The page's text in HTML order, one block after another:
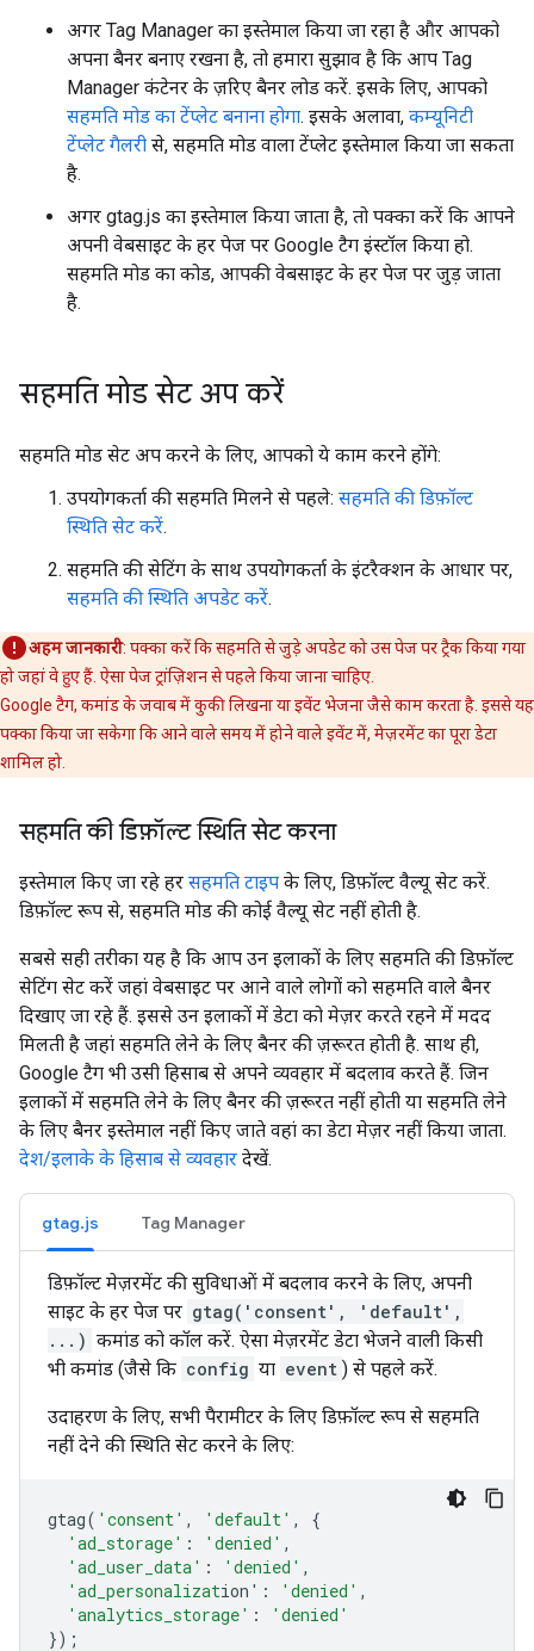
अगर Tag Manager का इस्तेमाल किया जा रहा है और आपको
अपना बैनर बनाए रखना है, तो हमारा सुझाव है कि आप Tag
Manager कंटेनर के ज़रिए बैनर लोड करें. इसके लिए, आपको
सहमति मोड का टेंप्लेट बनाना होगा. इसके अलावा, कम्यूनिटी
टेंप्लेट गैलरी से, सहमति मोड वाला टेंप्लेट इस्तेमाल किया जा सकता
है.
अगर gtag.js का इस्तेमाल किया जाता है, तो पक्का करें कि आपने
अपनी वेबसाइट के हर पेज पर Google टैग इंस्टॉल किया हो.
सहमति मोड का कोड, आपकी वेबसाइट के हर पेज पर जुड़ जाता
है.
सहमति मोड सेट अप करें
सहमति मोड सेट अप करने के लिए, आपको ये काम करने होंगे:
उपयोगकर्ता की सहमति मिलने से पहले: सहमति की डिफ़ॉल्ट
स्थिति सेट करें.
सहमति की सेटिंग के साथ उपयोगकर्ता के इंटरैक्शन के आधार पर,
सहमति की स्थिति अपडेट करें.
अहम जानकारी: पक्का करें कि सहमति से जुड़े अपडेट को उस पेज पर ट्रैक किया गया
हो जहां वे हुए हैं. ऐसा पेज ट्रांज़िशन से पहले किया जाना चाहिए.
Google टैग, कमांड के जवाब में कुकी लिखना या इवेंट भेजना जैसे काम करता है. इससे यह
पक्का किया जा सकेगा कि आने वाले समय में होने वाले इवेंट में, मेज़रमेंट का पूरा डेटा
शामिल हो.
सहमति की डिफ़ॉल्ट स्थिति सेट करना
इस्तेमाल किए जा रहे हर सहमति टाइप के लिए, डिफ़ॉल्ट वैल्यू सेट करें.
डिफ़ॉल्ट रूप से, सहमति मोड की कोई वैल्यू सेट नहीं होती है.
सबसे सही तरीका यह है कि आप उन इलाकों के लिए सहमति की डिफ़ॉल्ट
सेटिंग सेट करें जहां वेबसाइट पर आने वाले लोगों को सहमति वाले बैनर
दिखाए जा रहे हैं. इससे उन इलाकों में डेटा को मेज़र करते रहने में मदद
मिलती है जहां सहमति लेने के लिए बैनर की ज़रूरत होती है. साथ ही,
Google टैग भी उसी हिसाब से अपने व्यवहार में बदलाव करते हैं. जिन
इलाकों में सहमति लेने के लिए बैनर की ज़रूरत नहीं होती या सहमति लेने
के लिए बैनर इस्तेमाल नहीं किए जाते वहां का डेटा मेज़र नहीं किया जाता.
देश/इलाके के हिसाब से व्यवहार देखें.
gtag.js Tag Manager
डिफ़ॉल्ट मेज़रमेंट की सुविधाओं में बदलाव करने के लिए, अपनी
साइट के हर पेज पर gtag('consent', 'default',
...) कमांड को कॉल करें. ऐसा मेज़रमेंट डेटा भेजने वाली किसी
भी कमांड (जैसे कि config या event ) से पहले करें.
उदाहरण के लिए, सभी पैरामीटर के लिए डिफ़ॉल्ट रूप से सहमति
नहीं देने की स्थिति सेट करने के लिए:
gtag( 'consent' , 'default' ,
{
'ad_storage' : 'denied' ,
'ad_user_data' : 'denied' ,
'ad_personalization' : 'denied' ,
'analytics_storage' :
'denied'
});